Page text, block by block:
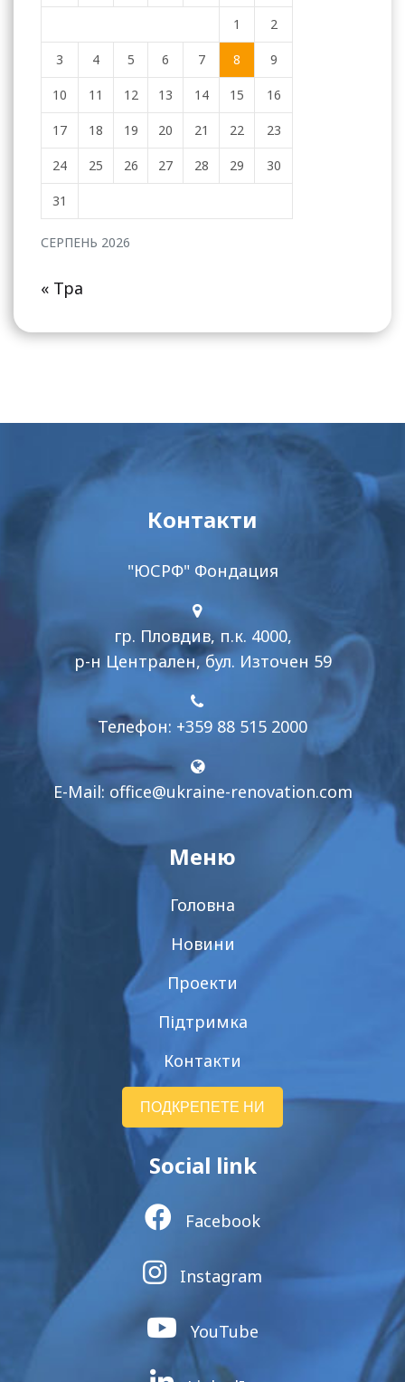
СЕРПЕНЬ 2026
1 2
3 4 5 6 7 8 9
10 11 12 13 14 15 16
17 18 19 20 21 22 23
24 25 26 27 28 29 30
31
« Тра
Контакти
"ЮСРФ" Фондация
гр. Пловдив, п.к. 4000,
р-н Централен, бул. Източен 59
Телефон: +359 88 515 2000
E-Mail: office@ukraine-renovation.com
Меню
Головна
Новини
Проекти
Підтримка
Контакти
ПОДКРЕПЕТЕ НИ
Social link
Facebook
Instagram
YouTube